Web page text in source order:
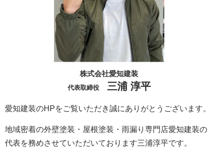
株式会社愛知建装
代表取締役 三浦 淳平
愛知建装のHPをご覧いただき誠にありがとうございます。
地域密着の外壁塗装・屋根塗装・雨漏り専門店愛知建装の
代表を務めさせていただいております三浦淳平です。